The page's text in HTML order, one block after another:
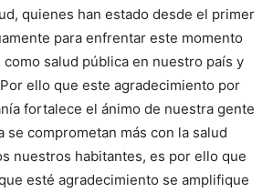
quienes han estado desde el primer
para enfrentar este momento
salud pública en nuestro país y
ello que este agradecimiento por
fortalece el ánimo de nuestra gente
se comprometan más con la salud
nuestros habitantes, es por ello que
esté agradecimiento se amplifique